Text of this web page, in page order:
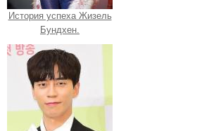
История успеха Жизель
Бундхен.